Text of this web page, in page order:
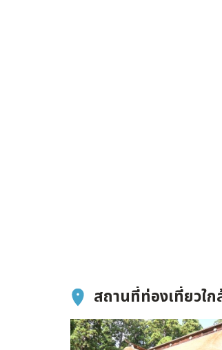
สถานที่ท่องเที่ยวใ